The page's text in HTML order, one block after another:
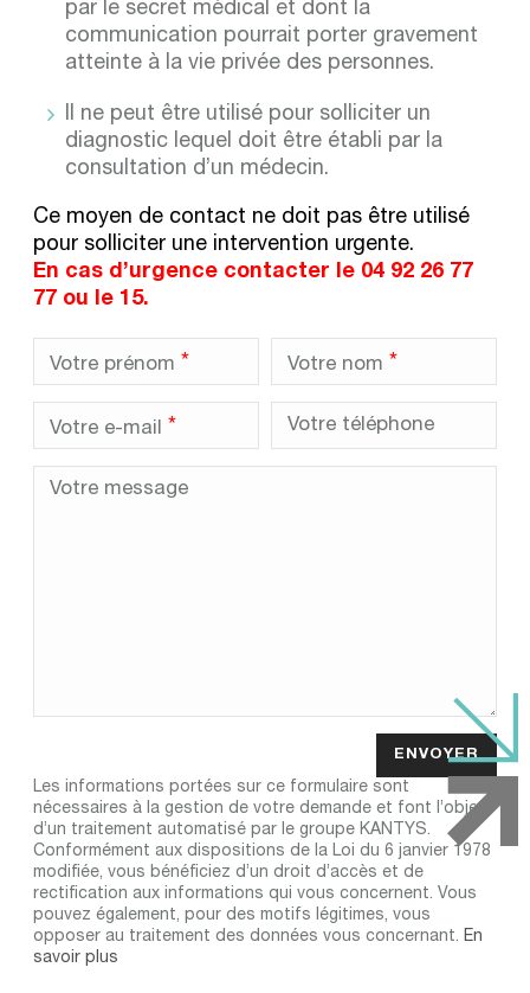
par le secret médical et dont la
communication pourrait porter gravement
atteinte à la vie privée des personnes.
Il ne peut être utilisé pour solliciter un
diagnostic lequel doit être établi par la
consultation d’un médecin.
Ce moyen de contact ne doit pas être utilisé
pour solliciter une intervention urgente.
En cas d’urgence contacter le 04 92 26 77
77 ou le 15.
Votre prénom * Votre nom *
Votre e-mail * Votre téléphone
Votre message
Les informations portées sur ce formulaire sont
nécessaires à la gestion de votre demande et font l’objet
d’un traitement automatisé par le groupe KANTYS.
Conformément aux dispositions de la Loi du 6 janvier 1978
modifiée, vous bénéficiez d’un droit d’accès et de
rectification aux informations qui vous concernent. Vous
pouvez également, pour des motifs légitimes, vous
opposer au traitement des données vous concernant. En
savoir plus